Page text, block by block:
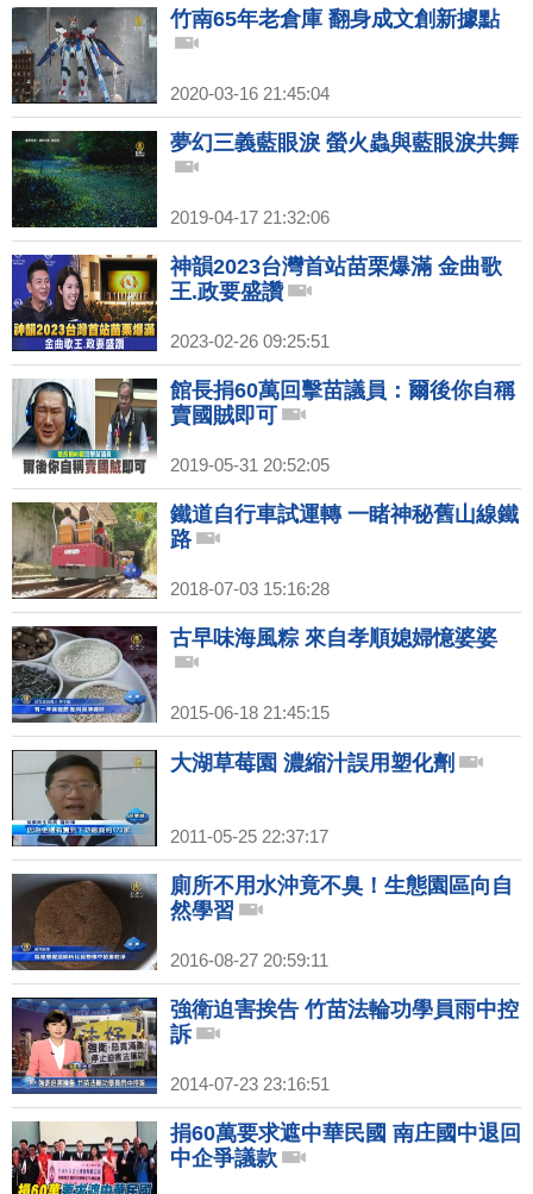
竹南65年老倉庫 翻身成文創新據點
2020-03-16 21:45:04
夢幻三義藍眼淚 螢火蟲與藍眼淚共舞
2019-04-17 21:32:06
神韻2023台灣首站苗栗爆滿 金曲歌
王.政要盛讚
2023-02-26 09:25:51
館長捐60萬回擊苗議員：爾後你自稱
賣國賊即可
2019-05-31 20:52:05
鐵道自行車試運轉 一睹神秘舊山線鐵
路
2018-07-03 15:16:28
古早味海風粽 來自孝順媳婦憶婆婆
2015-06-18 21:45:15
大湖草莓園 濃縮汁誤用塑化劑
2011-05-25 22:37:17
廁所不用水沖竟不臭！生態園區向自
然學習
2016-08-27 20:59:11
強衛迫害挨告 竹苗法輪功學員雨中控
訴
2014-07-23 23:16:51
捐60萬要求遮中華民國 南庄國中退回
中企爭議款